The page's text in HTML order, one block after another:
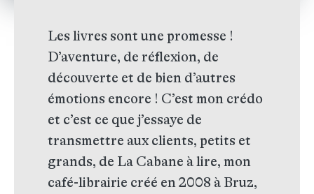
Les livres sont une promesse !
D’aventure, de réflexion, de
découverte et de bien d’autres
émotions encore ! C’est mon crédo
et c’est ce que j’essaye de
transmettre aux clients, petits et
grands, de La Cabane à lire, mon
café-librairie créé en 2008 à Bruz,